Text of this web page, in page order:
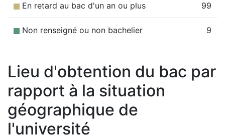
En retard au bac d'un an ou plus 99
Non renseigné ou non bachelier 9
Lieu d'obtention du bac par
rapport à la situation
géographique de
l'université